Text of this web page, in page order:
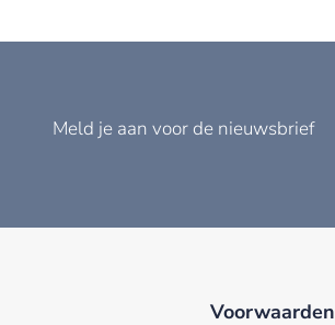
Meld je aan voor de nieuwsbrief
Voorwaarden